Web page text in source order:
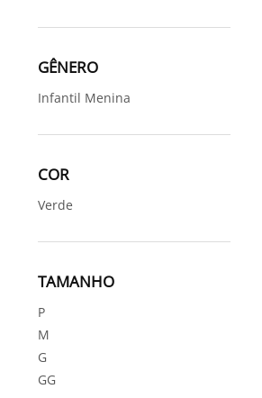
GÊNERO
Infantil Menina
COR
Verde
TAMANHO
P
M
G
GG